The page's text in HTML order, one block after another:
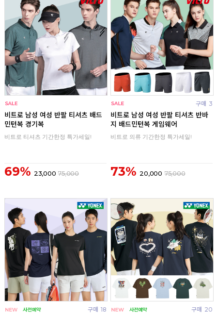
비트로 남성 여성 반팔 티셔츠 배드
민턴복 경기복
비트로 티셔츠 기간한정 특가세일!
69% 23,000 75,000
구매 3
비트로 남성 여성 반팔 티셔츠 반바
지 배드민턴복 게임웨어
비트로 의류 기간한정 특가세일!
73% 20,000 75,000
구매 18 구매 20